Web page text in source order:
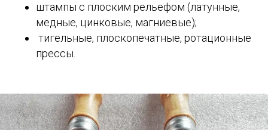
штампы с плоским рельефом (латунные,
медные, цинковые, магниевые);
тигельные, плоскопечатные, ротационные
прессы.